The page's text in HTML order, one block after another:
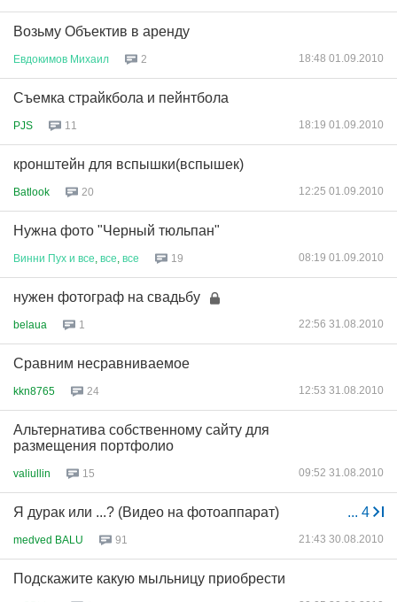
Возьму Объектив в аренду
Евдокимов Михаил 2 18:48 01.09.2010
Съемка страйкбола и пейнтбола
PJS 11 18:19 01.09.2010
кронштейн для вспышки(вспышек)
Batlook 20 12:25 01.09.2010
Нужна фото "Черный тюльпан"
Винни Пух и все все все 19 08:19 01.09.2010
нужен фотограф на свадьбу
belaua 1 22:56 31.08.2010
Сравним несравниваемое
kkn8765 24 12:53 31.08.2010
Альтернатива собственному сайту для
размещения портфолио
valiullin 15 09:52 31.08.2010
... 4
Я дурак или ...? (Видео на фотоаппарат)
medved BALU 91 21:43 30.08.2010
Подскажите какую мыльницу приобрести